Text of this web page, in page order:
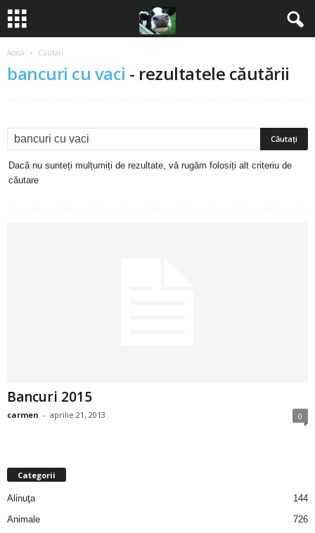
Acasă Căutați
bancuri cu vaci - rezultatele căutării
Dacă nu sunteți mulțumiți de rezultate, vă rugăm folosiți alt criteriu de
căutare
Bancuri 2015
carmen - aprilie 21, 2013 0
Categorii
Alinuţa
144
Animale
726